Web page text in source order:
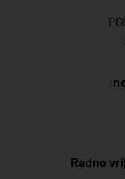
Radno